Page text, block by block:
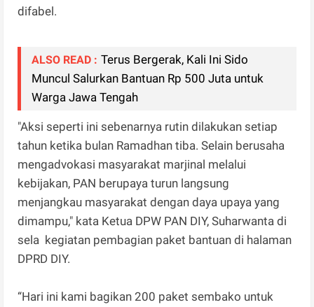
difabel.
ALSO READ : Terus Bergerak, Kali Ini Sido
Muncul Salurkan Bantuan Rp 500 Juta untuk
Warga Jawa Tengah
"Aksi seperti ini sebenarnya rutin dilakukan setiap
tahun ketika bulan Ramadhan tiba. Selain berusaha
mengadvokasi masyarakat marjinal melalui
kebijakan, PAN berupaya turun langsung
menjangkau masyarakat dengan daya upaya yang
dimampu," kata Ketua DPW PAN DIY, Suharwanta di
sela kegiatan pembagian paket bantuan di halaman
DPRD DIY.
“Hari ini kami bagikan 200 paket sembako untuk